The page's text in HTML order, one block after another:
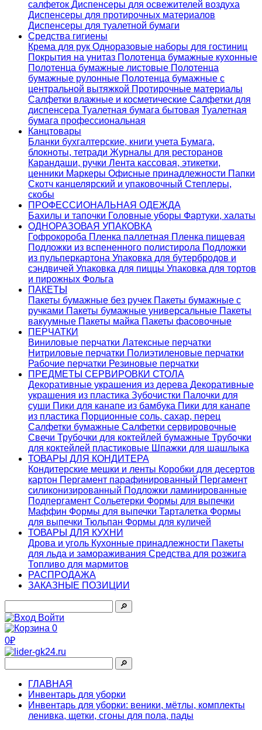
салфеток Диспенсеры для освежителей воздуха
Диспенсеры для протирочных материалов
Диспенсеры для туалетной бумаги
Средства гигиены
Крема для рук Одноразовые наборы для гостиниц
Покрытия на унитаз Полотенца бумажные кухонные
Полотенца бумажные листовые Полотенца
бумажные рулонные Полотенца бумажные с
центральной вытяжкой Протирочные материалы
Салфетки влажные и косметические Салфетки для
диспенсера Туалетная бумага бытовая Туалетная
бумага профессиональная
Канцтовары
Бланки бухгалтерские, книги учета Бумага,
блокноты, тетради Журналы для ресторанов
Карандаши, ручки Лента кассовая, этикетки,
ценники Маркеры Офисные принадлежности Папки
Скотч канцелярский и упаковочный Степлеры,
скобы
ПРОФЕССИОНАЛЬНАЯ ОДЕЖДА
Бахилы и тапочки Головные уборы Фартуки, халаты
ОДНОРАЗОВАЯ УПАКОВКА
Гофрокороба Пленка паллетная Пленка пищевая
Подложки из вспененного полистирола Подложки
из пульперкартона Упаковка для бутербродов и
сэндвичей Упаковка для пиццы Упаковка для тортов
и пирожных Фольга
ПАКЕТЫ
Пакеты бумажные без ручек Пакеты бумажные с
ручками Пакеты бумажные универсальные Пакеты
вакуумные Пакеты майка Пакеты фасовочные
ПЕРЧАТКИ
Виниловые перчатки Латексные перчатки
Нитриловые перчатки Полиэтиленовые перчатки
Рабочие перчатки Резиновые перчатки
ПРЕДМЕТЫ СЕРВИРОВКИ СТОЛА
Декоративные украшения из дерева Декоративные
украшения из пластика Зубочистки Палочки для
суши Пики для канапе из бамбука Пики для канапе
из пластика Порционные соль, сахар, перец
Салфетки бумажные Салфетки сервировочные
Свечи Трубочки для коктейлей бумажные Трубочки
для коктейлей пластиковые Шпажки для шашлыка
ТОВАРЫ ДЛЯ КОНДИТЕРА
Кондитерские мешки и ленты Коробки для десертов
картон Пергамент парафинированный Пергамент
силиконизированный Подложки ламинированные
Подпергамент Сольетерки Формы для выпечки
Маффин Формы для выпечки Тарталетка Формы
для выпечки Тюльпан Формы для куличей
ТОВАРЫ ДЛЯ КУХНИ
Дрова и уголь Кухонные принадлежности Пакеты
для льда и замораживания Средства для розжига
Топливо для мармитов
РАСПРОДАЖА
ЗАКАЗНЫЕ ПОЗИЦИИ
🔎︎
Войти
0
0₽
🔎︎
ГЛАВНАЯ
Инвентарь для уборки
Инвентарь для уборки: веники, мётлы, комплекты
ленивка, щетки, сгоны для пола, пады